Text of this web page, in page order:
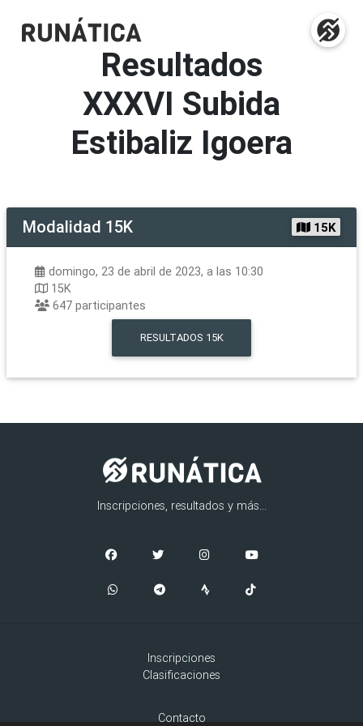
Resultados
XXXVI Subida
Estibaliz Igoera
Modalidad 15K 15K
domingo, 23 de abril de 2023, a las 10:30
15K
647 participantes
RESULTADOS 15K
Inscripciones, resultados y más...
Inscripciones
Clasificaciones
Contacto